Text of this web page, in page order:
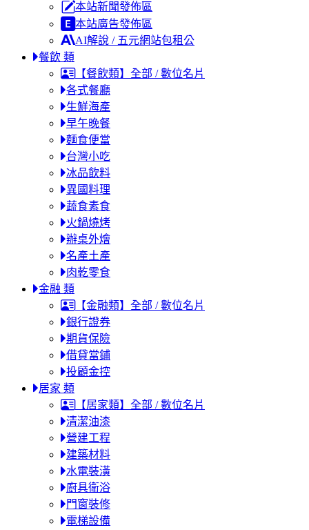
本站新聞發佈區
本站廣告發佈區
AI解說 / 五元網站包租公
餐飲 類
【餐飲類】全部 / 數位名片
各式餐廳
生鮮海產
早午晚餐
麵食便當
台灣小吃
冰品飲料
異國料理
蔬食素食
火鍋燒烤
辦桌外燴
名產土產
肉乾零食
金融 類
【金融類】全部 / 數位名片
銀行證券
期貨保險
借貸當鋪
投顧金控
居家 類
【居家類】全部 / 數位名片
清潔油漆
營建工程
建築材料
水電裝潢
廚具衛浴
門窗裝修
電梯設備